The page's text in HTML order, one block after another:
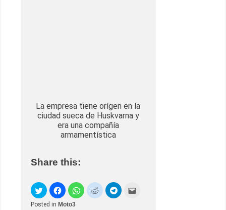
La empresa tiene orígen en la
ciudad sueca de Huskvarna y
era una compañía
armamentística
Share this:
Posted in Moto3